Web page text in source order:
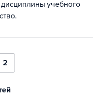
учебного
2